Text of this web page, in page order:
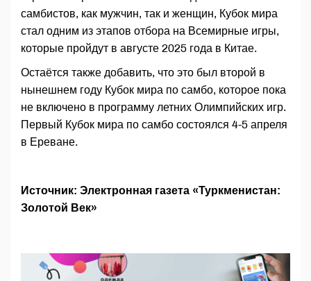
самбистов, как мужчин, так и женщин, Кубок мира
стал одним из этапов отбора на Всемирные игры,
которые пройдут в августе 2025 года в Китае.
Остаётся также добавить, что это был второй в
нынешнем году Кубок мира по самбо, которое пока
не включено в программу летних Олимпийских игр.
Первый Кубок мира по самбо состоялся 4-5 апреля
в Ереване.
Источник: Электронная газета «Туркменистан:
Золотой Век»